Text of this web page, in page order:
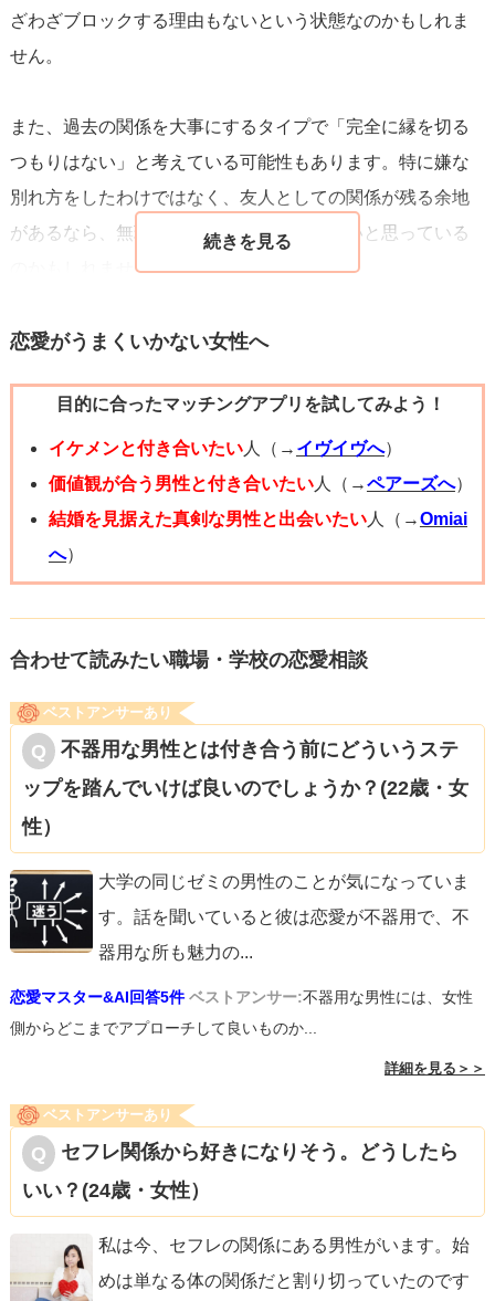
ざわざブロックする理由もないという状態なのかもしれま
せん。
また、過去の関係を大事にするタイプで「完全に縁を切る
つもりはない」と考えている可能性もあります。特に嫌な
別れ方をしたわけではなく、友人としての関係が残る余地
があるなら、無理にブロックしなくてもいいと思っている
のかもしれません。
逆に、まだ少し未練がある可能性もゼロではないです。も
分からは連絡しなくても相手から来る可能性を残している
のかもしれません。ただ、未練があるならもう少し態度に
出ることが多いので、これだけで「まだ好きだから残して
いる」とは言い切れません。
元彼が他の人をブロックしたのは、大学を辞めたことに関
する何らかの事情があったからかもしれません。例えば
「大学関係のしがらみを全部切りたかった」「関わりたく
カノ（友達）だけはその枠に入っていなかった、という可
能性もあります。
結局のところ、本人に聞かないと本当の理由は分かりませ
んが、特別な意図がないまま「ブロックする理由がなかっ
たから」くらいの感覚で残している可能性が高そうです。
恋愛がうまくいかない女性へ
目的に合ったマッチングアプリを試してみよう！
イケメンと付き合いたい人（→ イヴイヴへ）
価値観が合う男性と付き合いたい人（→ペアーズへ）
結婚を見据えた真剣な男性と出会いたい人（→Omiai
へ）
合わせて読みたい職場・学校の恋愛相談
ベストアンサーあり
不器用な男性とは付き合う前にどういうステ
ップを踏んでいけば良いのでしょうか？(22歳・女
性）
大学の同じゼミの男性のことが気になっていま
す。話を聞いていると彼は恋愛が不器用で、不
器用な所も魅力の...
恋愛マスター&AI回答5件 ベストアンサー:不器用な男性には、女性
側からどこまでアプローチして良いものか...
詳細を見る＞＞
ベストアンサーあり
セフレ関係から好きになりそう。どうしたら
いい？(24歳・女性）
私は今、セフレの関係にある男性がいます。始
めは単なる体の関係だと割り切っていたのです